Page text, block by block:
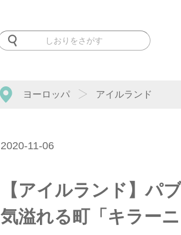
ヨーロッパ アイルランド
2020-11-06
【アイルランド】パ
気溢れる町「キラーニ